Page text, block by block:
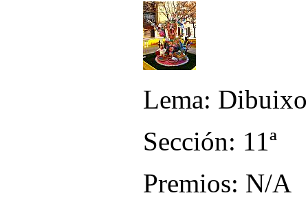
Lema:
Sección: 11ª
Premios: N/A